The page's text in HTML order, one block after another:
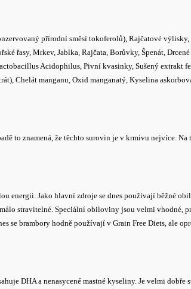
přírodní směsí tokoferolů), Rajčatové výlisky,
řasy, Mrkev, Jablka, Rajčata, Borůvky, Špenát,
Acidophilus, Pivní kvasinky, Sušený extrakt
Chelát manganu, Oxid manganatý, Kyselina
to znamená, že těchto surovin je v krmivu nejvíce.
Jako hlavní zdroje se dnes používají běžné
stravitelné. Speciální obiloviny jsou velmi vhodné,
se brambory hodně používají v Grain Free Diets, ale
DHA a nenasycené mastné kyseliny. Je velmi